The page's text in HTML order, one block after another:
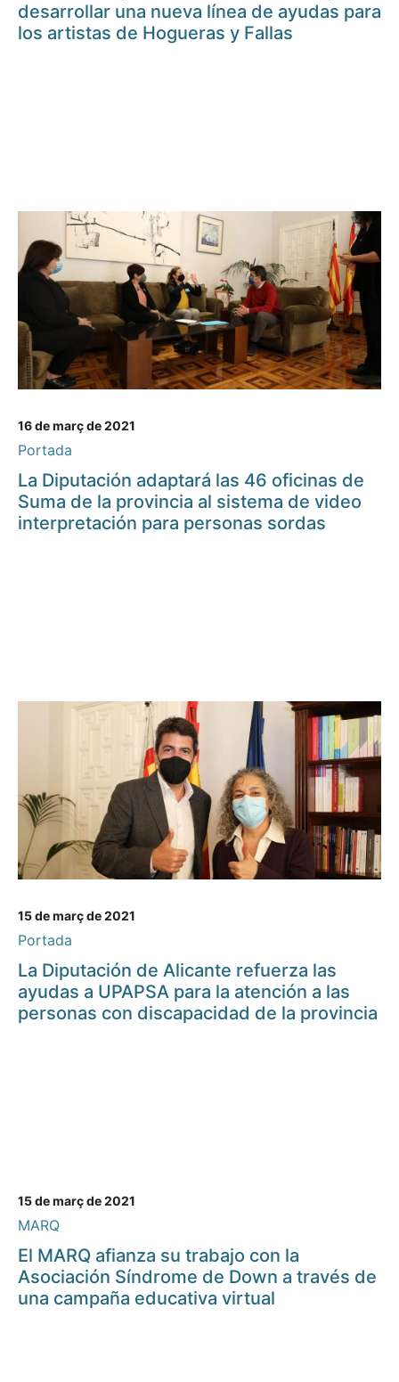
desarrollar una nueva línea de ayudas para
los artistas de Hogueras y Fallas
16 de març de 2021
Portada
La Diputación adaptará las 46 oficinas de
Suma de la provincia al sistema de video
interpretación para personas sordas
15 de març de 2021
Portada
La Diputación de Alicante refuerza las
ayudas a UPAPSA para la atención a las
personas con discapacidad de la provincia
15 de març de 2021
MARQ
El MARQ afianza su trabajo con la
Asociación Síndrome de Down a través de
una campaña educativa virtual